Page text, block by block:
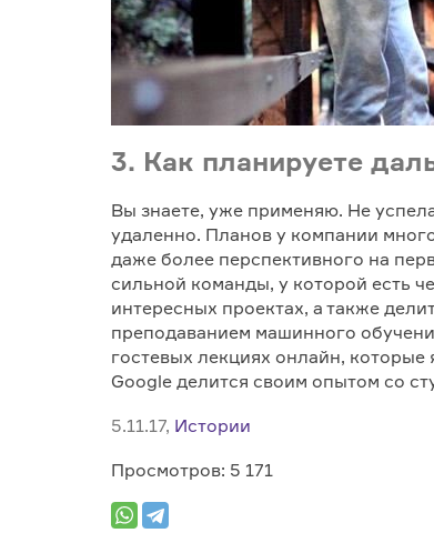
3. Как планируете
Вы знаете, уже применяю. Не
удаленно. Планов у компании
даже более перспективного на
сильной команды, у которой есть
интересных проектах, а также
преподаванием машинного
гостевых лекциях онлайн,
Google делится своим опытом со
5.11.17, Истории
Просмотров: 5 171